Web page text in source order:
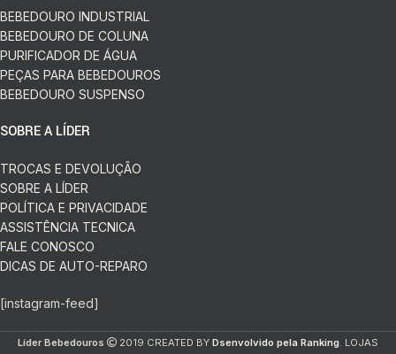
BEBEDOURO INDUSTRIAL
BEBEDOURO DE COLUNA
PURIFICADOR DE ÁGUA
PEÇAS PARA BEBEDOUROS
BEBEDOURO SUSPENSO
SOBRE A LÍDER
TROCAS E DEVOLUÇÃO
SOBRE A LÍDER
POLÍTICA E PRIVACIDADE
ASSISTÊNCIA TECNICA
FALE CONOSCO
DICAS DE AUTO-REPARO
[instagram-feed]
Líder Bebedouros 2019 CREATED BY Dsenvolvido pela Ranking. LOJAS